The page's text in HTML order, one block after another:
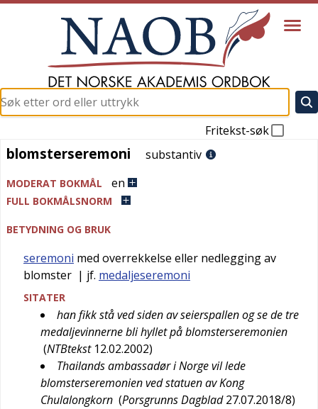
Fritekst-søk
blomsterseremoni
blomsterseremoni substantiv
MODERAT BOKMÅL en
FULL BOKMÅLSNORM
BETYDNING OG BRUK
seremoni med overrekkelse eller nedlegging av
blomster | jf. medaljeseremoni
SITATER
han fikk stå ved siden av seierspallen og se de tre
medaljevinnerne bli hyllet på blomsterseremonien
(NTBtekst 12.02.2002)
Thailands ambassadør i Norge vil lede
blomsterseremonien ved statuen av Kong
Chulalongkorn (Porsgrunns Dagblad 27.07.2018/8)